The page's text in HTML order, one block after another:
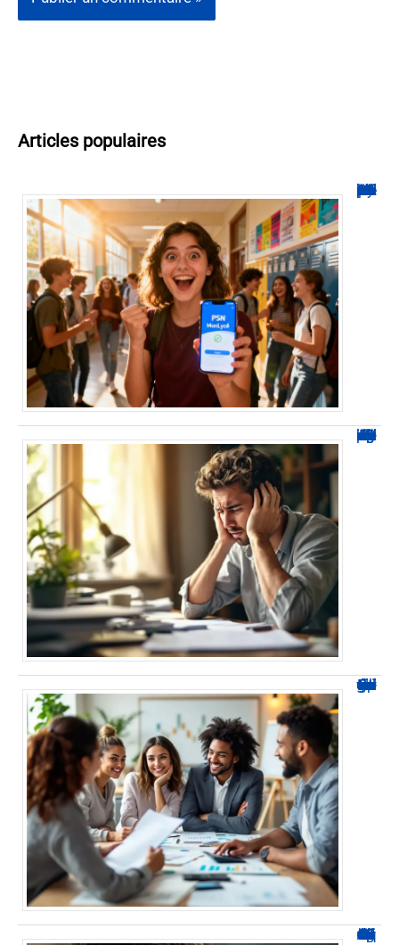
Articles populaires
“PSN MonLycée : Guide complet pour bien utiliser la plateforme”
“0424 demarchage : Protégez-vous des appels indésirables”
Epargne salariale La Poste : votre guide vers un meilleur avenir financier
“0424 numéro : Comment éviter le démarchage téléphonique ?”